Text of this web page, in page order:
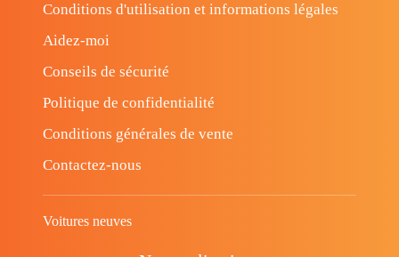
Conditions d'utilisation et informations légales
Aidez-moi
Conseils de sécurité
Politique de confidentialité
Conditions générales de vente
Contactez-nous
Voitures neuves